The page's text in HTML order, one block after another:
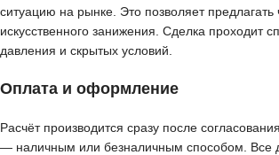
ситуацию на рынке. Это позволяет предлагать
искусственного занижения. Сделка проходит
давления и скрытых условий.
Оплата и оформление
Расчёт производится сразу после
— наличным или безналичным способом. Все